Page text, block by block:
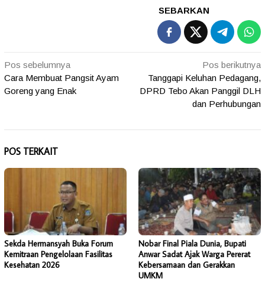
SEBARKAN
Navigasi
pos
Pos sebelumnya
Cara Membuat Pangsit Ayam
Goreng yang Enak
Pos berikutnya
Tanggapi Keluhan Pedagang,
DPRD Tebo Akan Panggil DLH
dan Perhubungan
POS TERKAIT
Sekda Hermansyah Buka Forum
Kemitraan Pengelolaan Fasilitas
Kesehatan 2026
Nobar Final Piala Dunia, Bupati
Anwar Sadat Ajak Warga Pererat
Kebersamaan dan Gerakkan
UMKM